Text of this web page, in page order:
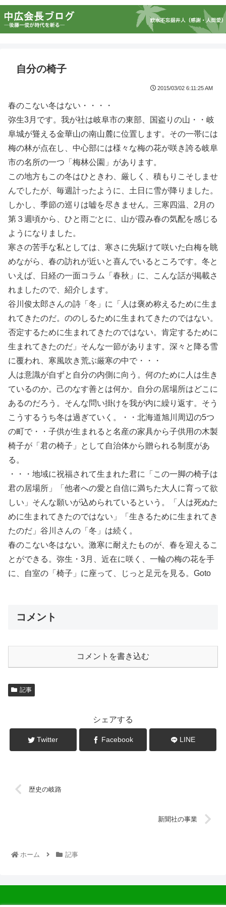
自分の椅子
2015/03/02 6:11:25 AM
春のこない冬はない・・・・
弥生3月です。我が社は岐阜市の東部、国盗りの山・・岐
阜城が聳える金華山の南山麓に位置します。その一帯には
梅の林が点在し、中心部には様々な梅の花が咲き誇る岐阜
市の名所の一つ「梅林公園」があります。
この地方もこの冬はひときわ、厳しく、積もりこそしませ
んでしたが、毎週計ったように、土日に雪が降りました。
しかし、季節の巡りは嘘を尽きません。三寒四温、2月の
第３週頃から、ひと雨ごとに、山が霞み春の気配を感じる
ようになりました。
寒さの苦手な私としては、寒さに先駆けて咲いた白梅を眺
めながら、春の訪れが近いと喜んでいるところです。冬と
いえば、日経の一面コラム「春秋」に、こんな話が掲載さ
れましたので、紹介します。
谷川俊太郎さんの詩「冬」に「人は褒め称えるために生ま
れてきたのだ。ののしるために生まれてきたのではない。
否定するために生まれてきたのではない。肯定するために
生まれてきたのだ」そんな一節があります。深々と降る雪
に覆われ、寒風吹き荒ぶ厳寒の中で・・・
人は意識が自ずと自分の内側に向う。何のために人は生き
ているのか。己のなす善とは何か。自分の居場所はどこに
あるのだろう。そんな問い掛けを我が内に繰り返す。そう
こうするうち冬は過ぎていく。・・北海道旭川周辺の5つ
の町で・・子供が生まれると名産の家具から子供用の木製
椅子が「君の椅子」として自治体から贈られる制度があ
る。
・・・地域に祝福されて生まれた君に「この一脚の椅子は
君の居場所」「他者への愛と自信に満ちた大人に育って欲
しい」そんな願いが込められているという。「人は死ぬた
めに生まれてきたのではない」「生きるために生まれてき
たのだ」谷川さんの「冬」は続く。
春のこない冬はない。激寒に耐えたものが、春を迎えるこ
とができる。弥生・3月、近在に咲く、一輪の梅の花を手
に、自室の「椅子」に座って、じっと足元を見る。Goto
コメント
コメントを書き込む
記事
シェアする
Twitter Facebook LINE
歴史の岐路
新聞社の事業
ホーム 記事